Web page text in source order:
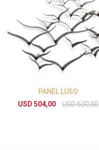
PANEL LUSO
USD 504,00 USD630,00